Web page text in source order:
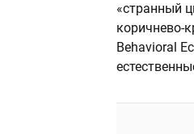
«странный
коричнево-
Behavioral